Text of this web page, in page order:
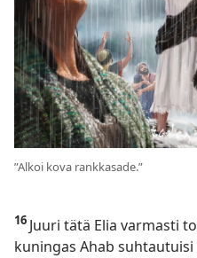
”Alkoi kova rankkasade.”
16 Juuri tätä Elia varmasti
kuningas Ahab